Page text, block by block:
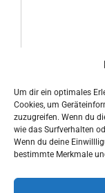
Um dir ein optimales
Cookies, um
zuzugreifen. Wenn du
wie das Surfverhalten
Wenn du deine
bestimmte Merkmale
Ich habe die
Kenntnis